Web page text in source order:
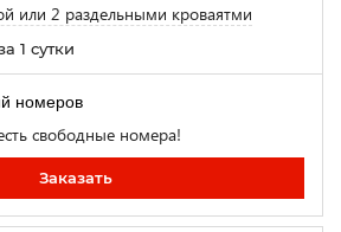
или 2 раздельными кроваятми
1 сутки
номеров
свободные номера!
Заказать